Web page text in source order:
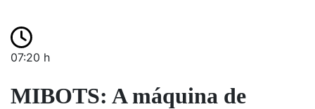
07:20 h
MIBOTS: A máquina de